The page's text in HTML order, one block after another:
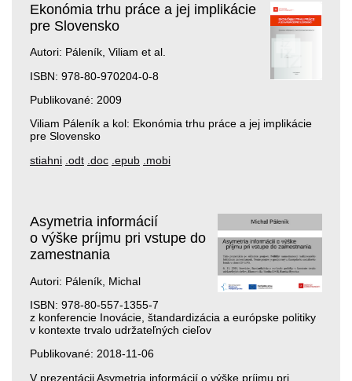
Ekonómia trhu práce a jej implikácie
pre Slovensko
Autori: Páleník, Viliam et al.
ISBN: 978-80-970204-0-8
Publikované: 2009
Viliam Páleník a kol: Ekonómia trhu práce a jej implikácie
pre Slovensko
stiahni .odt .doc .epub .mobi
Asymetria informácií
o výške príjmu pri vstupe do
zamestnania
Autori: Páleník, Michal
ISBN: 978-80-557-1355-7
z konferencie Inovácie, štandardizácia a európske politiky
v kontexte trvalo udržateľných cieľov
Publikované: 2018-11-06
V prezentácii Asymetria informácií o výške príjmu pri